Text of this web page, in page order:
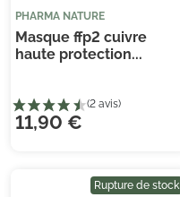
PHARMA NATURE
Masque ffp2 cuivre
haute protection...
11,90 €
Rupture de stock